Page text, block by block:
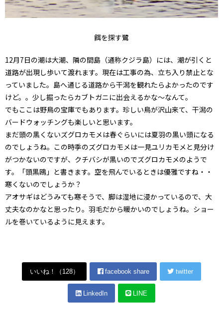
餌を探す鷺
12月7日の潮は大潮、隣の間島（通称クジラ島）には、潮が引くと
道路が出現し歩いて渡れます。現在は工事の為、立ち入り禁止とな
っていました。島へ通じる道路から干潟を観れたらよかったのです
けど。。少し掘ったらカブトガニに出会えるかな～なんて。
でもここは野鳥の宝庫でもあります。珍しい鳥が沢山来て、干潟の
バードウォッチングも楽しいと思います。
まだ頭の黒くないズグロカモメは春ぐらいには夏羽の黒い頭になる
のでしょうね。この時季のズグロカモメは一見ユリカモメと見分け
がつかないのですが、クチバシが黒いのでズグロカモメのようで
す。「頭黒鴎」と書きます。空を飛んでいるときは優雅ですね・・
寒くないのでしょうか？
アオサギはどうみても寒そうで、脚は湿地に浸かっているので、大
丈夫なのかなと思ったり。羽毛だから暖かいのでしょうね。ショー
ルを巻いているように見えます。
いいね！（ 128） facebook share twitter
LinkedIn LINE